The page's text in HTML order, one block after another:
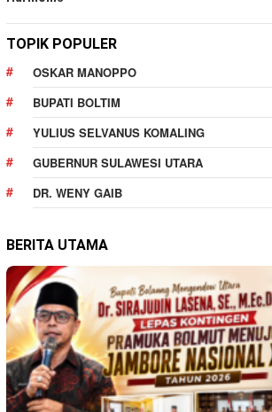
TOPIK POPULER
OSKAR MANOPPO
BUPATI BOLTIM
YULIUS SELVANUS KOMALING
GUBERNUR SULAWESI UTARA
DR. WENY GAIB
BERITA UTAMA